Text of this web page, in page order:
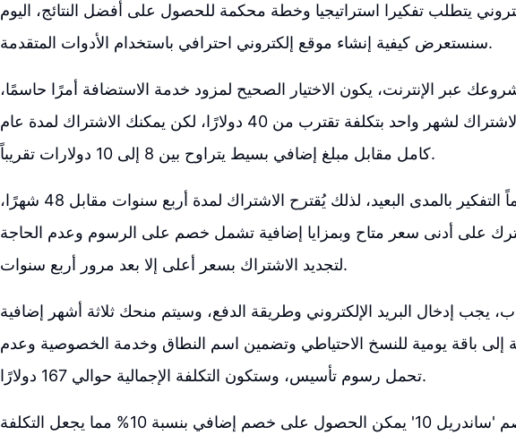
يتطلب تفكيرا استراتيجيا وخطة محكمة للحصول على أفضل النتائج، اليوم
سنستعرض كيفية إنشاء موقع إلكتروني احترافي باستخدام الأدوات المتقدمة.
عبر الإنترنت، يكون الاختيار الصحيح لمزود خدمة الاستضافة أمرًا حاسمًا،
في البداية يمكنك الاشتراك لشهر واحد بتكلفة تقترب من 40 دولارًا، لكن يمكنك الاشتراك لمدة عام
كامل مقابل مبلغ إضافي بسيط يتراوح بين 8 إلى 10 دولارات تقريباً.
ومن الأفضل دائماً التفكير بالمدى البعيد، لذلك يُقترح الاشتراك لمدة أربع سنوات مقابل 48 شهرًا،
على أدنى سعر متاح وبمزايا إضافية تشمل خصم على الرسوم وعدم الحاجة
لتجديد الاشتراك بسعر أعلى إلا بعد مرور أربع سنوات.
يجب إدخال البريد الإلكتروني وطريقة الدفع، وسيتم منحك ثلاثة أشهر إضافية
إلى باقة يومية للنسخ الاحتياطي وتضمين اسم النطاق وخدمة الخصوصية وعدم
تحمل رسوم تأسيس، وستكون التكلفة الإجمالية حوالي 167 دولارًا.
بإضافة كود الخصم 'ساندريل 10' يمكن الحصول على خصم إضافي بنسبة 10% مما يجعل التكلفة